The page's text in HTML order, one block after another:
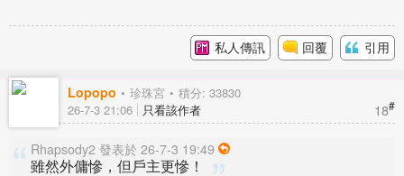
私人傳訊 回覆 引用
Lopopo 珍珠宮 積分: 33830
18#
26-7-3 21:06 只看該作者
Rhapsody2 發表於 26-7-3 19:49
雖然外傭慘，但戶主更慘！